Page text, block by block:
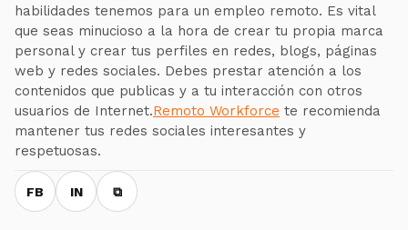
habilidades tenemos para un empleo remoto. Es vital
que seas minucioso a la hora de crear tu propia marca
personal y crear tus perfiles en redes, blogs, páginas
web y redes sociales. Debes prestar atención a los
contenidos que publicas y a tu interacción con otros
usuarios de Internet.Remoto Workforce te recomienda
mantener tus redes sociales interesantes y
respetuosas.
FB IN ⧉